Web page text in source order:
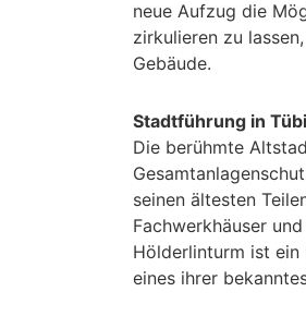
neue Aufzug die
zirkulieren zu
Gebäude.
Stadtführung in
Die berühmte
seinen ältesten
Fachwerkhäuser
Hölderlinturm ist
eines ihrer